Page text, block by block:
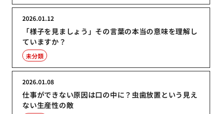
「様子を見ましょう」その言葉の本当の意味を理解し
ていますか？
2026.01.12
未分類
仕事ができない原因は口の中に？虫歯放置という見え
ない生産性の敵
2026.01.08